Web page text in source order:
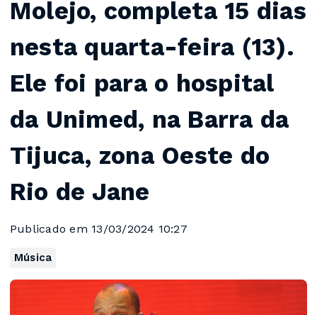
Molejo, completa 15 dias
nesta quarta-feira (13).
Ele foi para o hospital
da Unimed, na Barra da
Tijuca, zona Oeste do
Rio de Jane
Publicado em 13/03/2024 10:27
Música